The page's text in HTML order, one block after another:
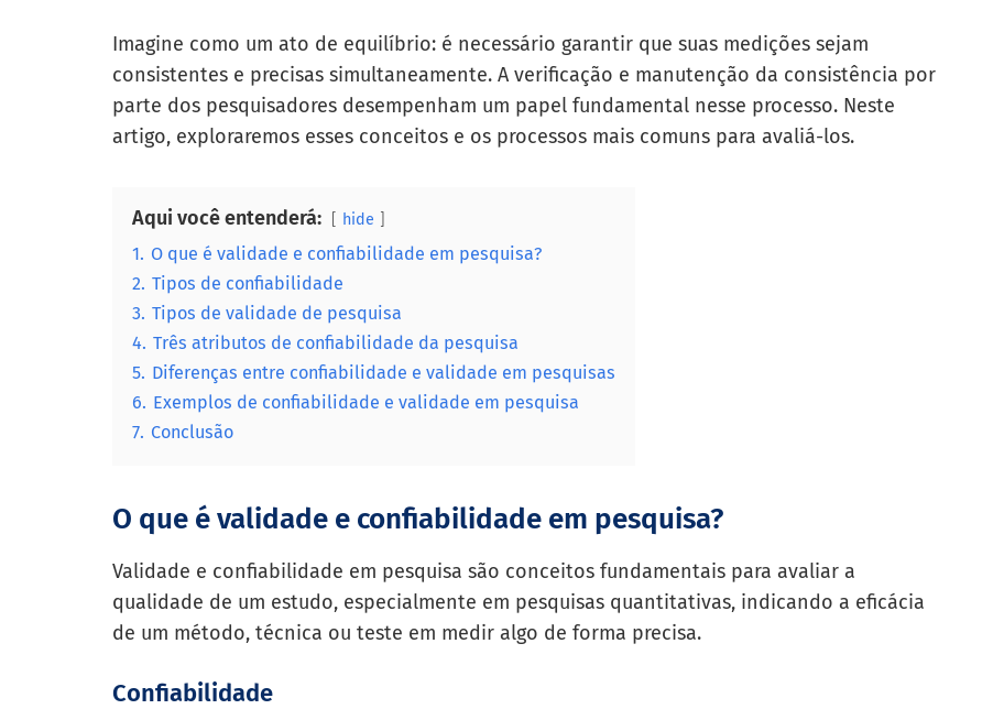
Imagine como um ato de equilíbrio: é necessário garantir que suas medições sejam
consistentes e precisas simultaneamente. A verificação e manutenção da consistência por
parte dos pesquisadores desempenham um papel fundamental nesse processo. Neste
artigo, exploraremos esses conceitos e os processos mais comuns para avaliá-los.
Aqui você entenderá: hide
1. O que é validade e confiabilidade em pesquisa?
2. Tipos de confiabilidade
3. Tipos de validade de pesquisa
4. Três atributos de confiabilidade da pesquisa
5. Diferenças entre confiabilidade e validade em pesquisas
6. Exemplos de confiabilidade e validade em pesquisa
7. Conclusão
O que é validade e confiabilidade em pesquisa?
Validade e confiabilidade em pesquisa são conceitos fundamentais para avaliar a
qualidade de um estudo, especialmente em pesquisas quantitativas, indicando a eficácia
de um método, técnica ou teste em medir algo de forma precisa.
Confiabilidade